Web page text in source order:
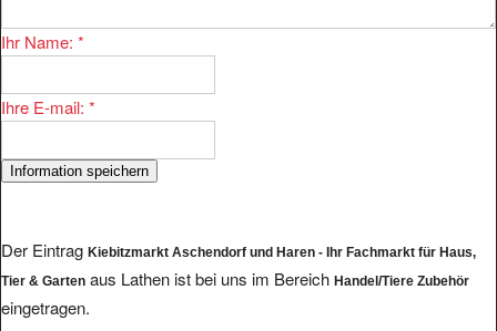
Ihr Name: *
Ihre E-mail: *
Der Eintrag Kiebitzmarkt Aschendorf und Haren - Ihr Fachmarkt für Haus,
Tier & Garten aus Lathen ist bei uns im Bereich Handel/Tiere Zubehör
eingetragen.